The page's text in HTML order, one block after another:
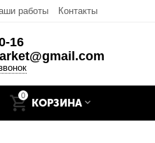
работы Контакты
16
0
КОРЗИНА